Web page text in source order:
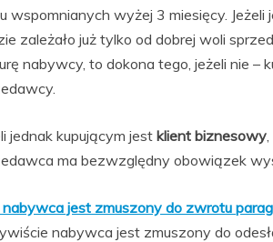
wspomnianych wyżej 3 miesięcy.
zależało już tylko od dobrej woli
nabywcy, to dokona tego, jeżeli nie –
jednak kupującym jest klient biznesowy
ma bezwzględny obowiązek
jest zmuszony do zwrotu
nabywca jest zmuszony do